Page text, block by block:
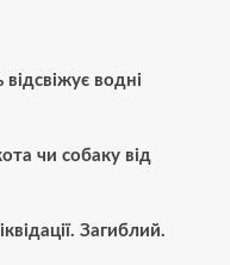
водні
чи собаку від
Загиблий.